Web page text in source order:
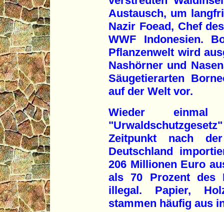
Austausch, um
Nazir Foead, Chef
WWF Indonesien.
Pflanzenwelt wird
Nashörner und
Säugetierarten
auf der Welt vor.
Wieder
Zeitpunkt nach der
Deutschland
206 Millionen Euro
als 70 Prozent des
illegal. Papier,
stammen häufig aus